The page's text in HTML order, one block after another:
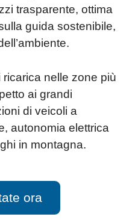
trasparente, ottima
guida sostenibile,
ricarica nelle zone più
ai grandi
di veicoli a
autonomia elettrica
in montagna.
ora